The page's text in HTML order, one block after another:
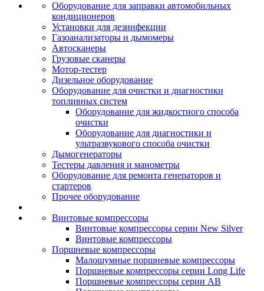
Оборудование для заправки автомобильных
кондиционеров
Установки для дезинфекции
Газоанализаторы и дымомеры
Автосканеры
Грузовые сканеры
Мотор-тестер
Дизельное оборудование
Оборудование для очистки и диагностики
топливных систем
Оборудование для жидкостного способа
очистки
Оборудование для диагностики и
ультразвукового способа очистки
Дымогенераторы
Тестеры давления и манометры
Оборудование для ремонта генераторов и
стартеров
Прочее оборудование
Винтовые компрессоры
Винтовые компрессоры серии New Silver
Винтовые компрессоры
Поршневые компрессоры
Малошумные поршневые компрессоры
Поршневые компрессоры серии Long Life
Поршневые компрессоры серии AB